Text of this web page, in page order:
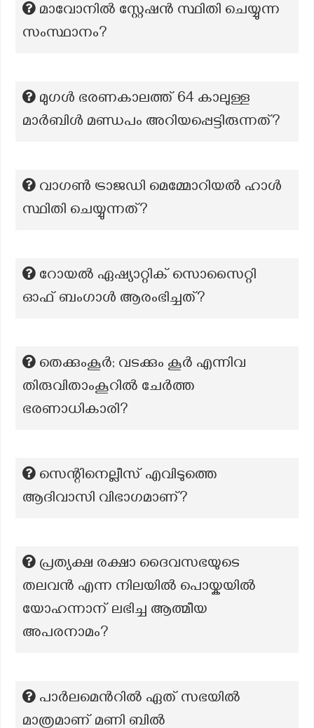
മാവോനിൽ സ്റ്റേഷൻ സ്ഥിതി ചെയ്യുന്ന
സംസ്ഥാനം?
മുഗൾ ഭരണകാലത്ത് 64 കാലുള്ള
മാർബിൾ മണ്ഡപം അറിയപ്പെട്ടിരുന്നത്?
വാഗൺ ട്രാജഡി മെമ്മോറിയൽ ഹാൾ
സ്ഥിതി ചെയ്യുന്നത്?
റോയൽ ഏഷ്യാറ്റിക് സൊസൈറ്റി
ഓഫ് ബംഗാൾ ആരംഭിച്ചത്?
തെക്കുംകൂർ; വടക്കും കൂർ എന്നിവ
തിരുവിതാംകൂറിൽ ചേർത്ത
ഭരണാധികാരി?
സെന്റിനെല്ലീസ് എവിടുത്തെ
ആദിവാസി വിഭാഗമാണ്?
പ്രത്യക്ഷ രക്ഷാ ദൈവസഭയുടെ
തലവൻ എന്ന നിലയിൽ പൊയ്കയിൽ
യോഹന്നാന് ലഭിച്ച ആത്മീയ
അപരനാമം?
പാർലമെൻറിൽ ഏത് സഭയിൽ
മാത്രമാണ് മണി ബിൽ